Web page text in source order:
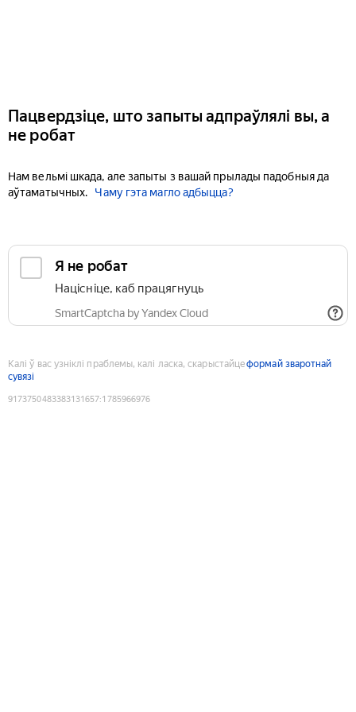
Пацвердзіце, што запыты адпраўлялі вы, а
не робат
Нам вельмі шкада, але запыты з вашай прылады падобныя да
аўтаматычных.
Чаму гэта магло адбыцца?
Я не робат
Націсніце, каб працягнуць
SmartCaptcha by Yandex Cloud
Калі ў вас узніклі праблемы, калі ласка, скарыстайцеформай зваротнай
сувязі
9173750483383131657:1785966976